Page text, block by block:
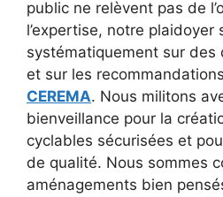
public ne relèvent pas de
l’expertise, notre plaidoyer
systématiquement sur des
et sur les
CEREMA. Nous militons
bienveillance pour la
cyclables sécurisées et
de qualité. Nous sommes
aménagements bien